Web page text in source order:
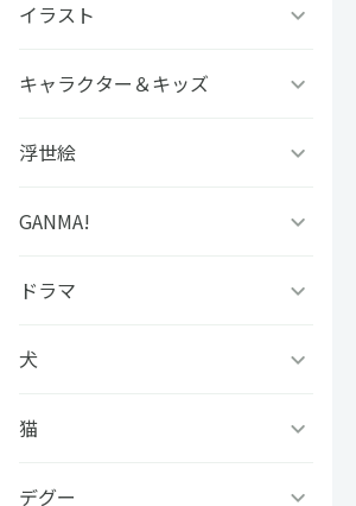
ファタモルガーナの館
グリモア
ドールズフロントライン
ビーズログ文庫創刊19周年
ゲッターロボアーク
SELECTION PROJECT
OVA「薄桜鬼」
スローループ
虫かぶり姫
銀魂シリーズ
#こいさん 恋と参考書
ソラノヤ
あおき
イラスト
京都の三毛猫さん
西條ユリカ
水鏡ひづめ
ぽぽち
#今日のパンダ
キャラクター＆キッズ
どっちが強い!?
ぼのぼの
かいじゅうせかいせいふく
あらいぐまラスカル
浮世絵
浮世絵ファミマプリント
芸艸堂 北斎漫画
GANMA!
女子力高めな獅子原くん
世界おっさん教師 突然のモ
ドラマ
犬
猫
ひのき猫
デグー